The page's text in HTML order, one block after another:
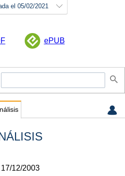
el 05/02/2021
ePUB
12/2003